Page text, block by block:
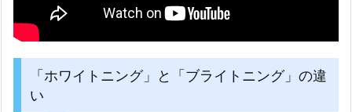
「ホワイトニング」と「ブライトニング」の違
い